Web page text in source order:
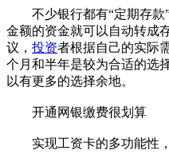
不少银行都有“定期存款”
金额的资金就可以自动转成
议， 投资者根据自己的实际
个月和半年是较为合适的选
以有更多的选择余地。
开通网银缴费很划算
实现工资卡的多功能性，